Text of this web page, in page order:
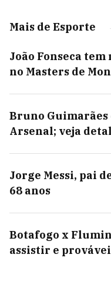
Mais de Esporte
João Fonseca
no Masters de
Bruno Guimarães
Arsenal; veja
Jorge Messi, pai
68 anos
Botafogo x
assistir e